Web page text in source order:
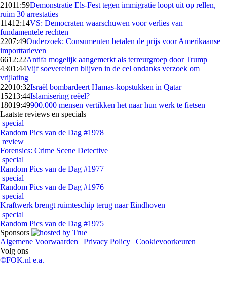
21011:59Demonstratie Els-Fest tegen immigratie loopt uit op rellen,
ruim 30 arrestaties
11412:14VS: Democraten waarschuwen voor verlies van
fundamentele rechten
2207:49Onderzoek: Consumenten betalen de prijs voor Amerikaanse
importtarieven
6612:22Antifa mogelijk aangemerkt als terreurgroep door Trump
4301:44Vijf soevereinen blijven in de cel ondanks verzoek om
vrijlating
22010:32Israël bombardeert Hamas-kopstukken in Qatar
15213:44Islamisering reëel?
18019:49900.000 mensen vertikken het naar hun werk te fietsen
Laatste reviews en specials
special
Random Pics van de Dag #1978
review
Forensics: Crime Scene Detective
special
Random Pics van de Dag #1977
special
Random Pics van de Dag #1976
special
Kraftwerk brengt ruimteschip terug naar Eindhoven
special
Random Pics van de Dag #1975
Sponsors
Algemene Voorwaarden | Privacy Policy | Cookievoorkeuren
Volg ons
©FOK.nl e.a.